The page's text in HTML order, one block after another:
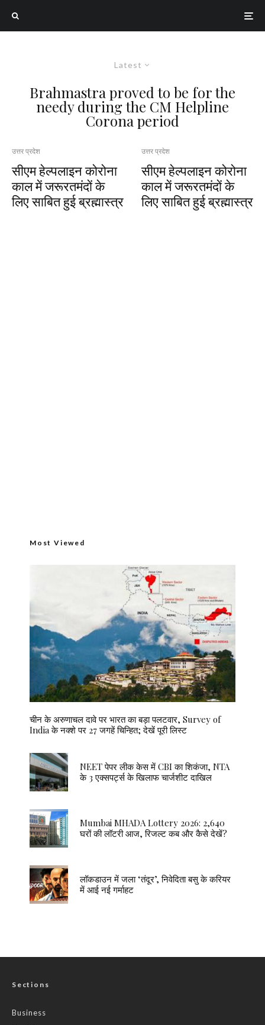
Latest
Brahmastra proved to be for the
needy during the CM Helpline
Corona period
उत्तर प्रदेश
सीएम हेल्पलाइन कोरोना
काल में जरूरतमंदों के
लिए साबित हुई ब्रह्मास्त्र
उत्तर प्रदेश
सीएम हेल्पलाइन कोरोना
काल में जरूरतमंदों के
लिए साबित हुई ब्रह्मास्त्र
Most Viewed
चीन के अरुणाचल दावे पर भारत का बड़ा पलटवार, Survey of
India के नक्शे पर 27 जगहें चिन्हित; देखें पूरी लिस्ट
NEET पेपर लीक केस में CBI का शिकंजा, NTA
के 3 एक्सपर्ट्स के खिलाफ चार्जशीट दाखिल
Mumbai MHADA Lottery 2026: 2,640
घरों की लॉटरी आज, रिजल्ट कब और कैसे देखें?
लॉकडाउन में जला ‘तंदूर’, निवेदिता बसु के करियर
में आई नई गर्माहट
Sections
Business